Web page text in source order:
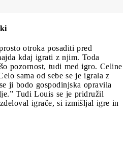
otroka posaditi pred
kdaj igrati z njim. Toda
pozornost, tudi med igro. Celine
sama od sebe se je igrala z
ji bodo gospodinjska opravila
Tudi Louis se je pridružil
igrače, si izmišljal igre in